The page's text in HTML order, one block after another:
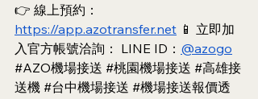
👉 線上預約：
https://app.azotransfer.net 📱 立即加
入官方帳號洽詢： LINE ID： @azogo
#AZO機場接送 #桃園機場接送 #高雄接
送機 #台中機場接送 #機場接送報價透